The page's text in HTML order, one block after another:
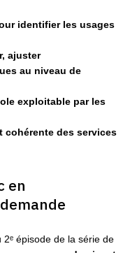
identifier les usages
ajuster
au niveau de
exploitable par les
cohérente des services
en
épisode de la série de